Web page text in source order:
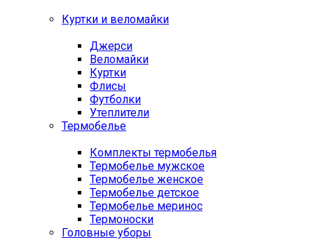
Куртки и веломайки
Джерси
Веломайки
Куртки
Флисы
Футболки
Утеплители
Термобелье
Комплекты термобелья
Термобелье мужское
Термобелье женское
Термобелье детское
Термобелье меринос
Термоноски
Головные уборы